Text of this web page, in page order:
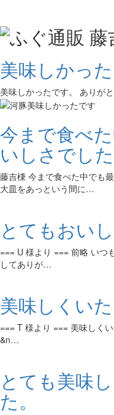
美味しかっ
美味しかったです。 ありが
今まで食べ
いしさでした
藤吉棅 今まで食べた中でも
大皿をあっという間に…
とてもおい
=== U 様より === 前略 いつ
してありが…
美味しくい
=== T 様より === 美味しく
&n…
とても美味
た。